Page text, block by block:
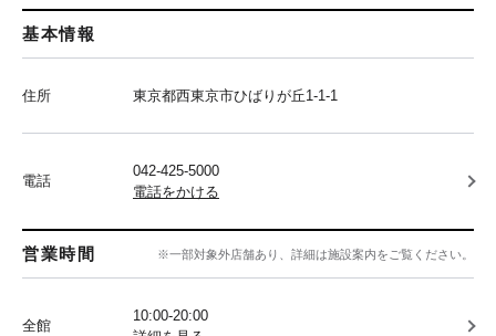
基本情報
住所 東京都西東京市ひばりが丘1-1-1
電話
042-425-5000
電話をかける
営業時間 ※一部対象外店舗あり、詳細は施設案内をご覧ください。
全館
10:00-20:00